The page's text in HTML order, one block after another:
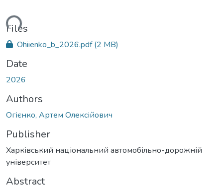
Files
Ohiienko_b_2026.pdf(2 MB)
Date
2026
Authors
Огієнко, Артем Олексійович
Publisher
Харківський національний автомобільно-дорожній
університет
Abstract